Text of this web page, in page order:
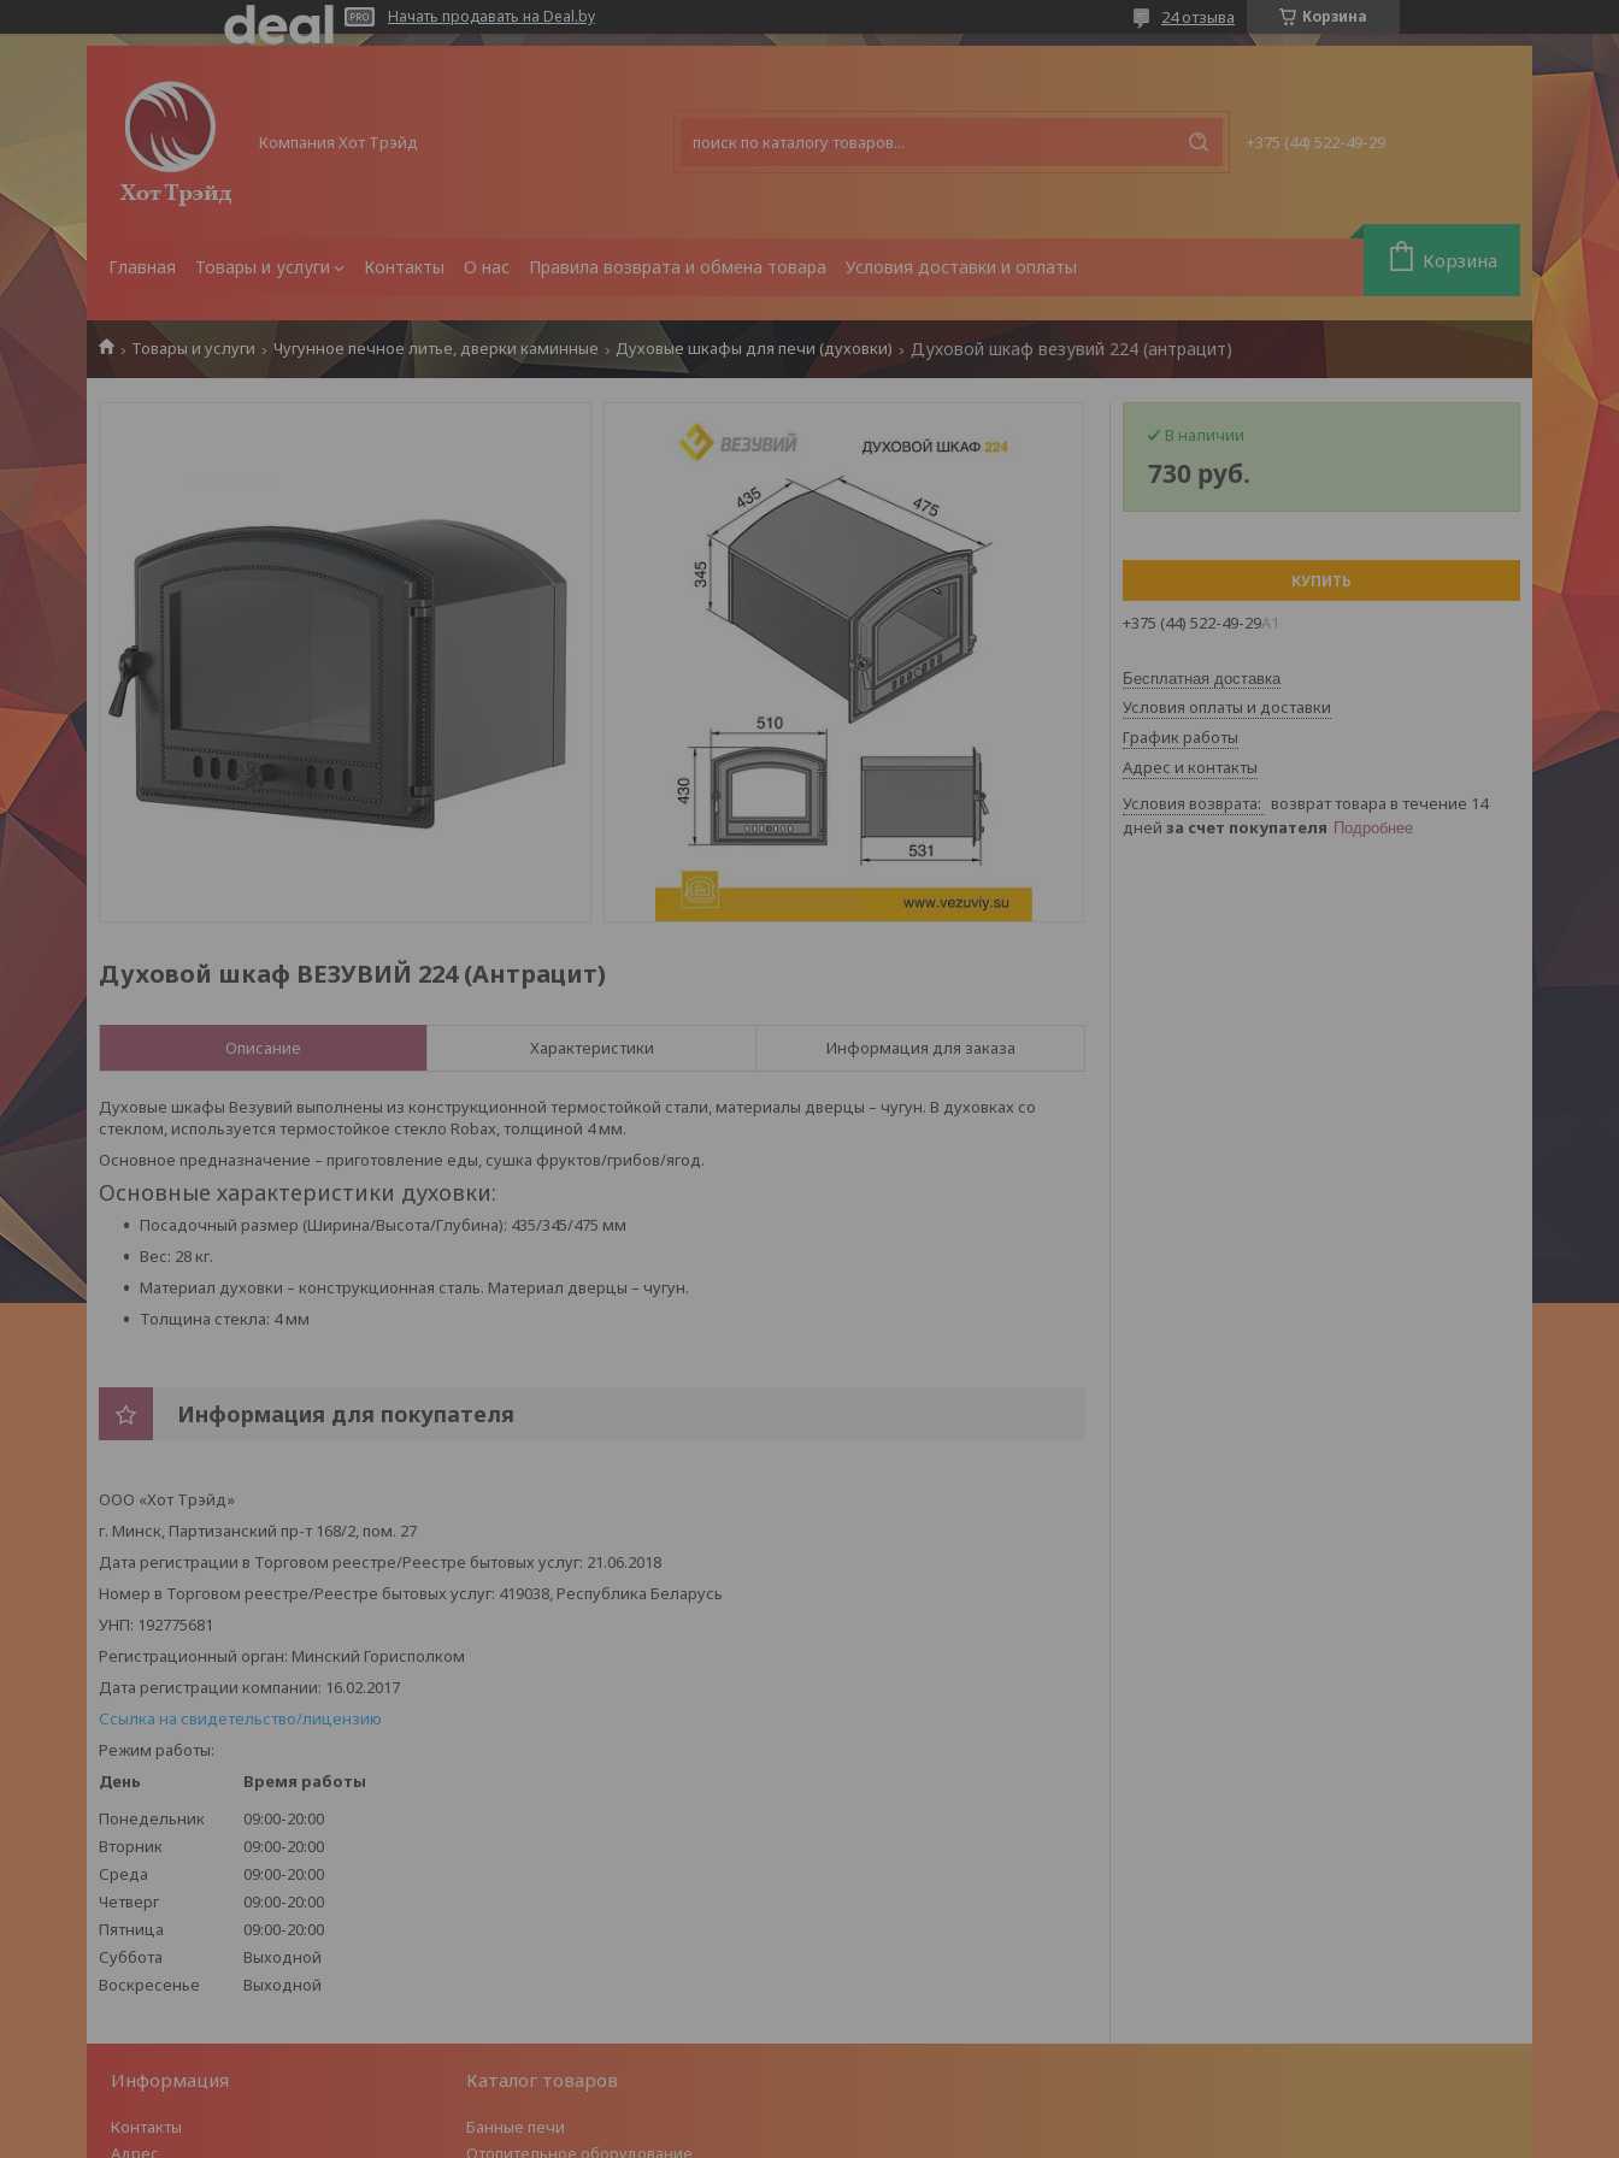
Начать продавать на Deal.by Корзина
24 отзыва
Компания Хот Трэйд +375 (44) 522-49-29
Главная Товары и услуги Контакты О нас Правила возврата и обмена товара Условия доставки и оплаты Корзина
Товары и услуги Чугунное печное литье, дверки каминные Духовые шкафы для печи (духовки) Духовой шкаф везувий 224 (антрацит)
Духовой шкаф ВЕЗУВИЙ 224 (Антрацит)
Описание Характеристики Информация для заказа
Духовые шкафы Везувий выполнены из конструкционной термостойкой стали, материалы дверцы – чугун. В духовках со
стеклом, используется термостойкое стекло Robax, толщиной 4 мм.
Основное предназначение – приготовление еды, сушка фруктов/грибов/ягод.
Основные характеристики духовки:
Посадочный размер (Ширина/Высота/Глубина): 435/345/475 мм
Вес: 28 кг.
Материал духовки – конструкционная сталь. Материал дверцы – чугун.
Толщина стекла: 4 мм
Информация для покупателя
ООО «Хот Трэйд»
г. Минск, Партизанский пр-т 168/2, пом. 27
Дата регистрации в Торговом реестре/Реестре бытовых услуг: 21.06.2018
Номер в Торговом реестре/Реестре бытовых услуг: 419038, Республика Беларусь
УНП: 192775681
Регистрационный орган: Минский Горисполком
Дата регистрации компании: 16.02.2017
Ссылка на свидетельство/лицензию
Режим работы:
День
Время работы
Понедельник
09:00-20:00
Вторник
09:00-20:00
Среда
09:00-20:00
Четверг
09:00-20:00
Пятница
09:00-20:00
Суббота
Выходной
Воскресенье
Выходной
В наличии
730 руб.
КУПИТЬ
+375 (44) 522-49-29А1
Бесплатная доставка
Условия оплаты и доставки
График работы
Адрес и контакты
возврат товара в течение 14
дней за счет покупателя Подробнее
Информация
Контакты
Адрес
Каталог товаров
Банные печи
Отопительное оборудование